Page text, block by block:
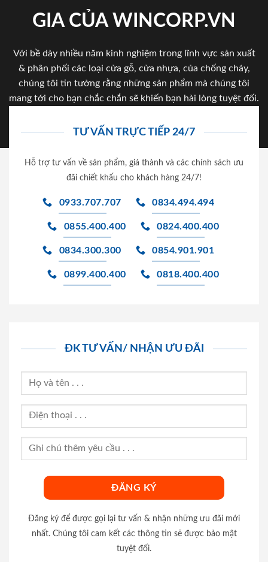
GIA CỦA WINCORP.VN
Với bề dày nhiều năm kinh nghiệm trong lĩnh vực sản xuất
& phân phối các loại cửa gỗ, cửa nhựa, của chống cháy,
chúng tôi tin tưởng rằng những sản phẩm mà chúng tôi
mang tới cho bạn chắc chắn sẽ khiến bạn hài lòng tuyệt đối.
TƯ VẤN TRỰC TIẾP 24/7
Hỗ trợ tư vấn về sản phẩm, giá thành và các chính sách ưu
đãi chiết khấu cho khách hàng 24/7!
0933.707.707 0834.494.494
0855.400.400 0824.400.400
0834.300.300 0854.901.901
0899.400.400 0818.400.400
ĐK TƯ VẤN/ NHẬN ƯU ĐÃI
Đăng ký để được gọi lại tư vấn & nhận những ưu đãi mới
nhất. Chúng tôi cam kết các thông tin sẽ được bảo mật
tuyệt đối.